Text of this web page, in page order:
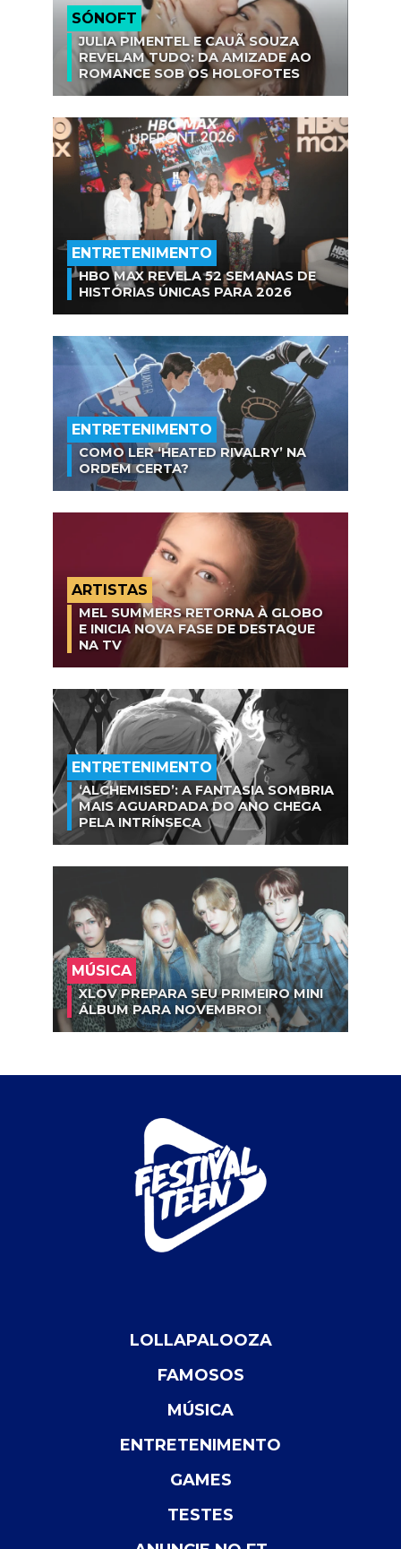
SÓNOFT
JULIA PIMENTEL E CAUÃ SOUZA
REVELAM TUDO: DA AMIZADE AO
ROMANCE SOB OS HOLOFOTES
ENTRETENIMENTO
HBO MAX REVELA 52 SEMANAS DE
HISTÓRIAS ÚNICAS PARA 2026
ENTRETENIMENTO
COMO LER ‘HEATED RIVALRY’ NA
ORDEM CERTA?
ARTISTAS
MEL SUMMERS RETORNA À GLOBO
E INICIA NOVA FASE DE DESTAQUE
NA TV
ENTRETENIMENTO
‘ALCHEMISED’: A FANTASIA SOMBRIA
MAIS AGUARDADA DO ANO CHEGA
PELA INTRÍNSECA
MÚSICA
XLOV PREPARA SEU PRIMEIRO MINI
ÁLBUM PARA NOVEMBRO!
LOLLAPALOOZA
FAMOSOS
MÚSICA
ENTRETENIMENTO
GAMES
TESTES